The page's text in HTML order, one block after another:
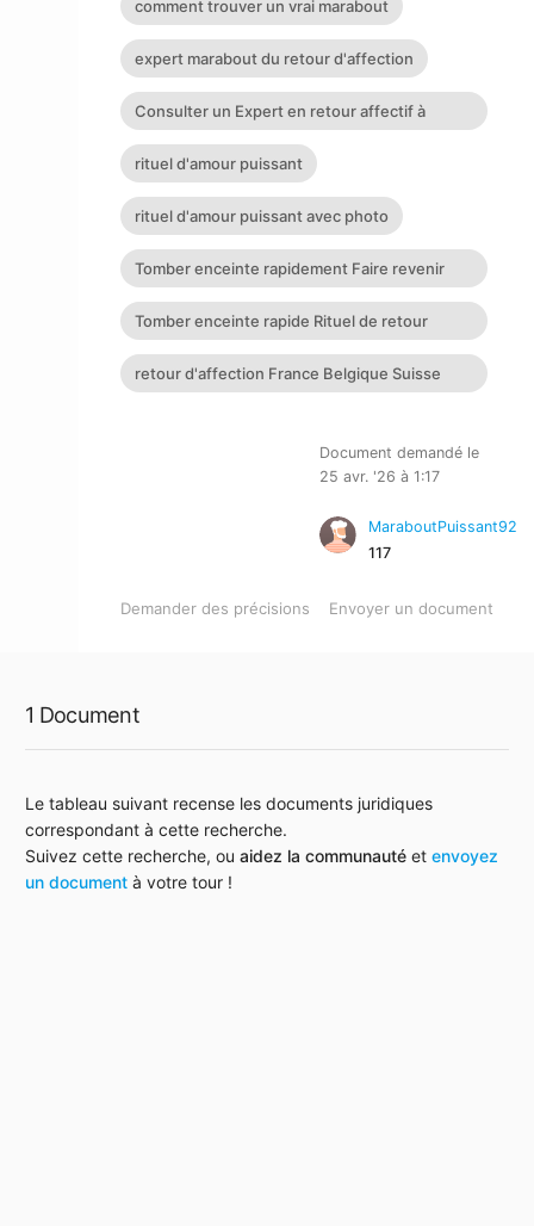
comment trouver un vrai marabout
expert marabout du retour d'affection
Consulter un Expert en retour affectif à
Nantes
rituel d'amour puissant
rituel d'amour puissant avec photo
Tomber enceinte rapidement Faire revenir
son ex Retour affectif
Tomber enceinte rapide Rituel de retour
affectif retour affectif
retour d'affection France Belgique Suisse
Document demandé le
25 avr. '26 à 1:17
MaraboutPuissant92
117
Demander des précisions Envoyer un document
1 Document
Le tableau suivant recense les documents juridiques
correspondant à cette recherche.
Suivez cette recherche, ou aidez la communauté et envoyez
un document à votre tour !